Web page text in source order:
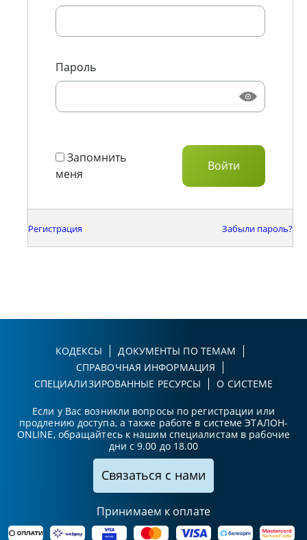
Пароль
Запомнить
меня
Регистрация Забыли пароль?
КОДЕКСЫ
ДОКУМЕНТЫ ПО ТЕМАМ
СПРАВОЧНАЯ ИНФОРМАЦИЯ
СПЕЦИАЛИЗИРОВАННЫЕ РЕСУРСЫ
О СИСТЕМЕ
Если у Вас возникли вопросы по регистрации или
продлению доступа, а также работе в системе ЭТАЛОН-
ONLINE, обращайтесь к нашим специалистам в рабочие
дни с 9.00 до 18.00
Связаться с нами
Принимаем к оплате